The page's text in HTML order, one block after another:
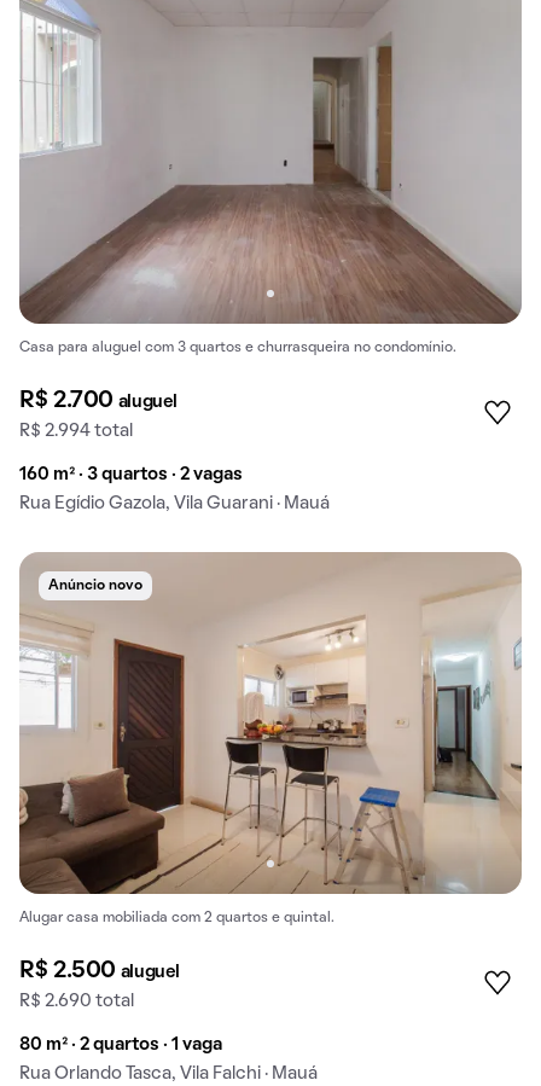
Casa para aluguel com 3 quartos e churrasqueira no condomínio.
R$ 2.700 aluguel
R$ 2.994 total
160 m² · 3 quartos · 2 vagas
Rua Egídio Gazola, Vila Guarani · Mauá
Anúncio novo
Alugar casa mobiliada com 2 quartos e quintal.
R$ 2.500 aluguel
R$ 2.690 total
80 m² · 2 quartos · 1 vaga
Rua Orlando Tasca, Vila Falchi · Mauá